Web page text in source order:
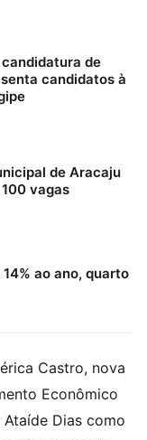
de
candidatos à
de Aracaju
vagas
ao ano, quarto
Castro, nova
Econômico
Dias como